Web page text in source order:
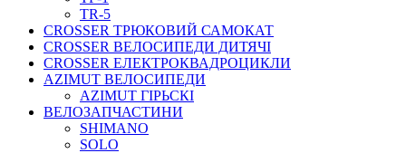
TR-5
CROSSER ТРЮКОВИЙ САМОКАТ
CROSSER ВЕЛОСИПЕДИ ДИТЯЧІ
CROSSER ЕЛЕКТРОКВАДРОЦИКЛИ
AZIMUT ВЕЛОСИПЕДИ
AZIMUT ГІРЬСКІ
ВЕЛОЗАПЧАСТИНИ
SHIMANO
SOLO